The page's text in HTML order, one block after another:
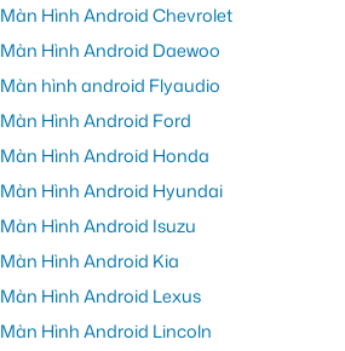
Màn Hình Android Chevrolet
Màn Hình Android Daewoo
Màn hình android Flyaudio
Màn Hình Android Ford
Màn Hình Android Honda
Màn Hình Android Hyundai
Màn Hình Android Isuzu
Màn Hình Android Kia
Màn Hình Android Lexus
Màn Hình Android Lincoln